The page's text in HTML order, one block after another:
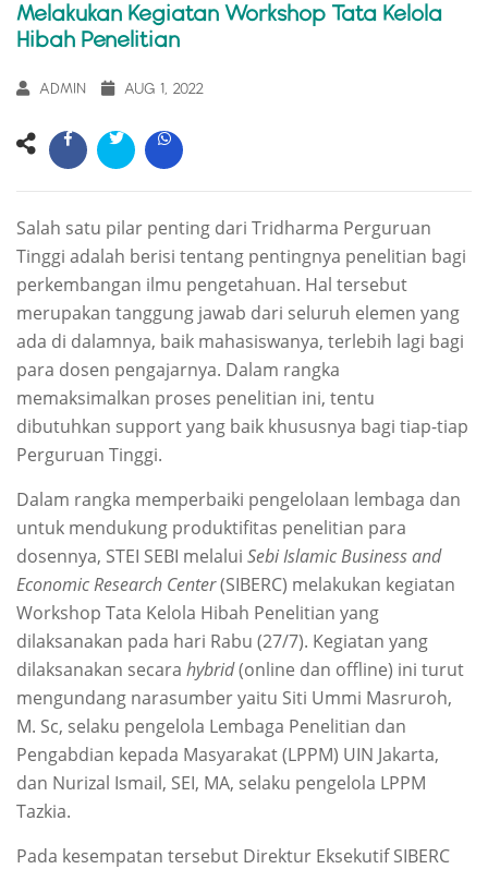
Melakukan Kegiatan Workshop Tata Kelola
Hibah Penelitian
ADMIN AUG 1, 2022
Salah satu pilar penting dari Tridharma Perguruan
Tinggi adalah berisi tentang pentingnya penelitian bagi
perkembangan ilmu pengetahuan. Hal tersebut
merupakan tanggung jawab dari seluruh elemen yang
ada di dalamnya, baik mahasiswanya, terlebih lagi bagi
para dosen pengajarnya. Dalam rangka
memaksimalkan proses penelitian ini, tentu
dibutuhkan support yang baik khususnya bagi tiap-tiap
Perguruan Tinggi.
Dalam rangka memperbaiki pengelolaan lembaga dan
untuk mendukung produktifitas penelitian para
dosennya, STEI SEBI melalui Sebi Islamic Business and
Economic Research Center(SIBERC) melakukan kegiatan
Workshop Tata Kelola Hibah Penelitian yang
dilaksanakan pada hari Rabu (27/7). Kegiatan yang
dilaksanakan secara hybrid(online dan offline) ini turut
mengundang narasumber yaitu Siti Ummi Masruroh,
M. Sc, selaku pengelola Lembaga Penelitian dan
Pengabdian kepada Masyarakat (LPPM) UIN Jakarta,
dan Nurizal Ismail, SEI, MA, selaku pengelola LPPM
Tazkia.
Pada kesempatan tersebut Direktur Eksekutif SIBERC